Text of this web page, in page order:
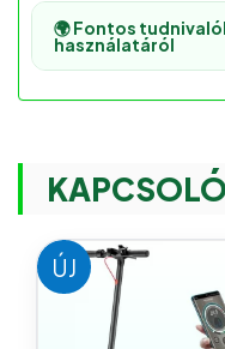
🌍 Fontos
használatáról
ÚJ